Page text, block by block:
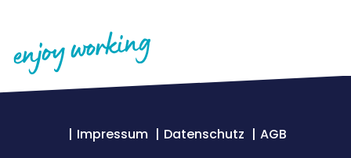
Impressum Datenschutz AGB